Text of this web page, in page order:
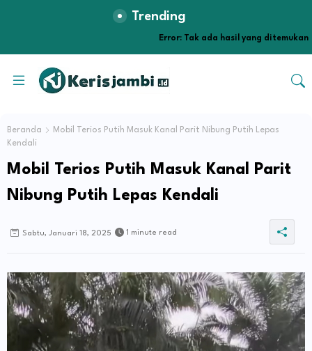
Trending
Error: Tak ada hasil yang ditemukan
Beranda
Mobil Terios Putih Masuk Kanal Parit Nibung Putih Lepas
Kendali
Mobil Terios Putih Masuk Kanal Parit
Nibung Putih Lepas Kendali
Sabtu, Januari 18, 2025 1 minute read